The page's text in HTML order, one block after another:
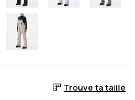
Trouve ta taille